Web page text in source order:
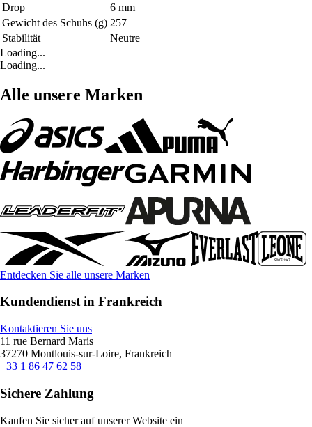
Drop
6 mm
Gewicht des Schuhs (g) 257
Stabilität
Neutre
Loading...
Loading...
Alle unsere Marken
Entdecken Sie alle unsere Marken
Kundendienst in Frankreich
Kontaktieren Sie uns
11 rue Bernard Maris
37270 Montlouis-sur-Loire, Frankreich
+33 1 86 47 62 58
Sichere Zahlung
Kaufen Sie sicher auf unserer Website ein